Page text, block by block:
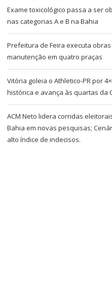
Exame toxicológico passa a ser
nas categorias A e B na Bahia
Prefeitura de Feira executa
manutenção em quatro praças
Vitória goleia o Athletico-PR por
histórica e avança às quartas da
ACM Neto lidera corridas
Bahia em novas pesquisas;
alto índice de indecisos.